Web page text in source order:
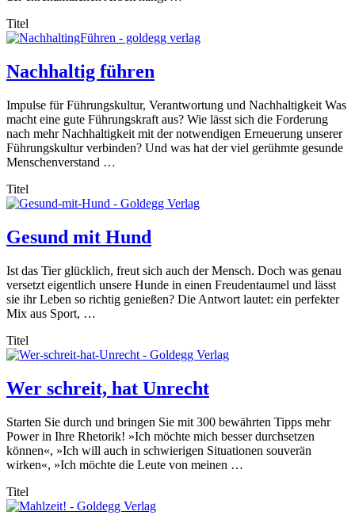
Titel
Nachhaltig führen
Impulse für Führungskultur, Verantwortung und Nachhaltigkeit Was
macht eine gute Führungskraft aus? Wie lässt sich die Forderung
nach mehr Nachhaltigkeit mit der notwendigen Erneuerung unserer
Führungskultur verbinden? Und was hat der viel gerühmte gesunde
Menschenverstand …
Titel
Gesund mit Hund
Ist das Tier glücklich, freut sich auch der Mensch. Doch was genau
versetzt eigentlich unsere Hunde in einen Freudentaumel und lässt
sie ihr Leben so richtig genießen? Die Antwort lautet: ein perfekter
Mix aus Sport, …
Titel
Wer schreit, hat Unrecht
Starten Sie durch und bringen Sie mit 300 bewährten Tipps mehr
Power in Ihre Rhetorik! »Ich möchte mich besser durchsetzen
können«, »Ich will auch in schwierigen Situationen souverän
wirken«, »Ich möchte die Leute von meinen …
Titel